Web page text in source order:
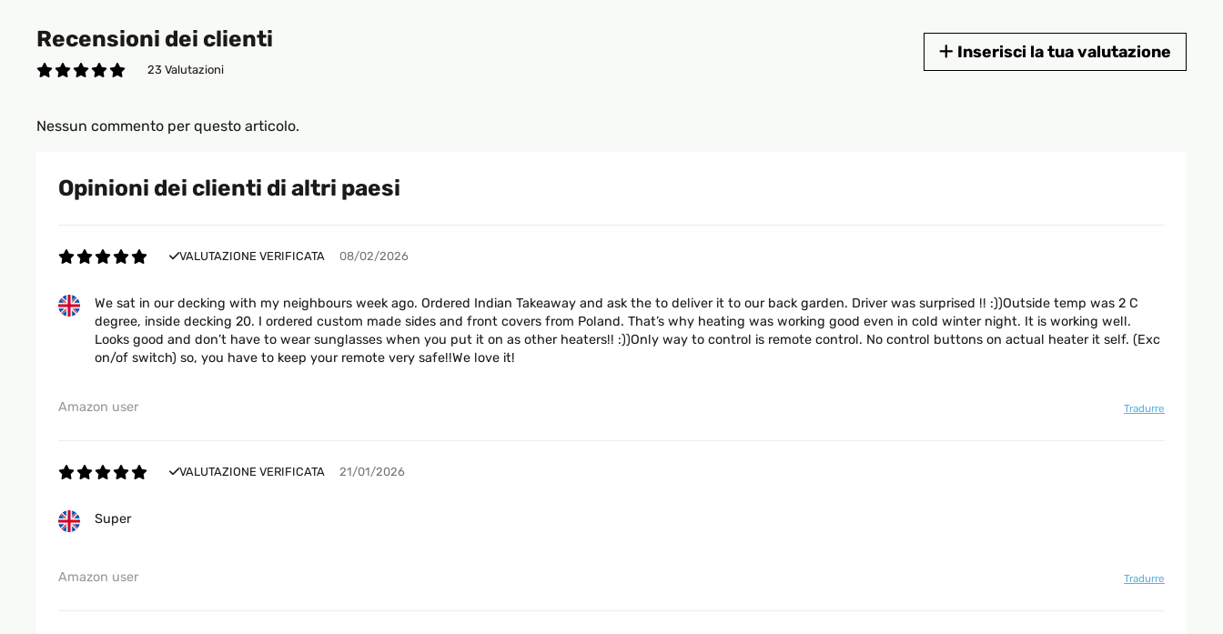
Recensioni dei clienti
23 Valutazioni
Inserisci la tua valutazione
Nessun commento per questo articolo.
Opinioni dei clienti di altri paesi
VALUTAZIONE VERIFICATA 08/02/2026
We sat in our decking with my neighbours week ago. Ordered Indian Takeaway and ask the to deliver it to our back garden. Driver was surprised !! :))Outside temp was 2 C
degree, inside decking 20. I ordered custom made sides and front covers from Poland. That’s why heating was working good even in cold winter night. It is working well.
Looks good and don’t have to wear sunglasses when you put it on as other heaters!! :))Only way to control is remote control. No control buttons on actual heater it self. (Exc
on/of switch) so, you have to keep your remote very safe!!We love it!
Amazon user Tradurre
VALUTAZIONE VERIFICATA 21/01/2026
Super
Amazon user Tradurre